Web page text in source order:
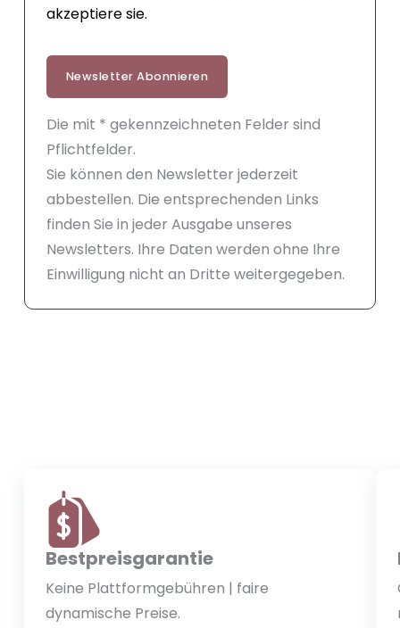
akzeptiere sie.
Newsletter Abonnieren
Die mit * gekennzeichneten Felder sind
Pflichtfelder.
Sie können den Newsletter jederzeit
abbestellen. Die entsprechenden Links
finden Sie in jeder Ausgabe unseres
Newsletters. Ihre Daten werden ohne Ihre
Einwilligung nicht an Dritte weitergegeben.
Bestpreisgarantie
Keine Plattformgebühren | faire
dynamische Preise.